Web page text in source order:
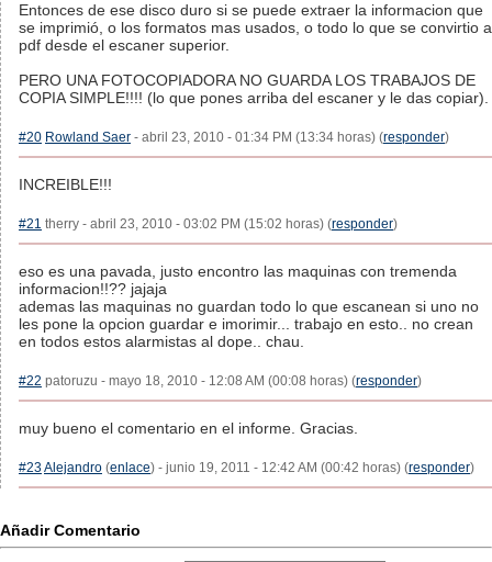
Entonces de ese disco duro si se puede extraer la informacion que
se imprimió, o los formatos mas usados, o todo lo que se convirtio a
pdf desde el escaner superior.
PERO UNA FOTOCOPIADORA NO GUARDA LOS TRABAJOS DE
COPIA SIMPLE!!!! (lo que pones arriba del escaner y le das copiar).
#20 Rowland Saer - abril 23, 2010 - 01:34 PM (13:34 horas) (responder)
INCREIBLE!!!
#21 therry - abril 23, 2010 - 03:02 PM (15:02 horas) (responder)
eso es una pavada, justo encontro las maquinas con tremenda
informacion!!?? jajaja
ademas las maquinas no guardan todo lo que escanean si uno no
les pone la opcion guardar e imorimir... trabajo en esto.. no crean
en todos estos alarmistas al dope.. chau.
#22 patoruzu - mayo 18, 2010 - 12:08 AM (00:08 horas) (responder)
muy bueno el comentario en el informe. Gracias.
#23Alejandro (enlace) - junio 19, 2011 - 12:42 AM (00:42 horas) (responder)
Añadir Comentario